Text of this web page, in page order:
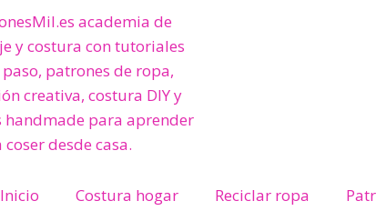
Inicio Costura hogar Reciclar ropa